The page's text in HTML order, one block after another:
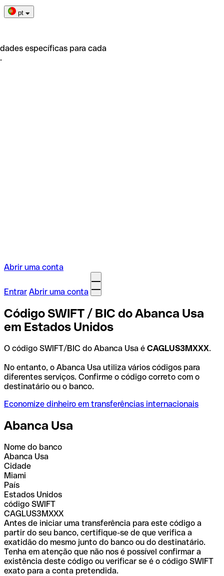
pt
específicas para cada
Abrir uma conta
Entrar Abrir uma conta
Código SWIFT / BIC do Abanca Usa
em Estados Unidos
O código SWIFT/BIC do Abanca Usa é CAGLUS3MXXX.
No entanto, o Abanca Usa utiliza vários códigos para
diferentes serviços. Confirme o código correto com o
destinatário ou o banco.
Economize dinheiro em transferências internacionais
Abanca Usa
Nome do banco
Abanca Usa
Cidade
Miami
País
Estados Unidos
código SWIFT
CAGLUS3MXXX
Antes de iniciar uma transferência para este código a
partir do seu banco, certifique-se de que verifica a
exatidão do mesmo junto do banco ou do destinatário.
Tenha em atenção que não nos é possível confirmar a
existência deste código ou verificar se é o código SWIFT
exato para a conta pretendida.